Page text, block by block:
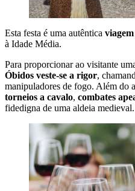
Esta festa é uma autêntica
à Idade Média.
Para proporcionar ao visitante
Óbidos veste-se a rigor,
manipuladores de fogo. Além do
torneios a cavalo, combates
fidedigna de uma aldeia medieval.